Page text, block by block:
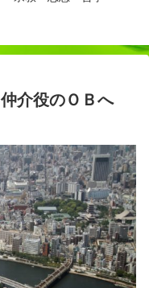
介役のＯＢへ